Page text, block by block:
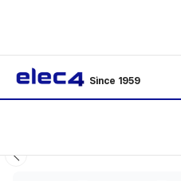
Since 1959